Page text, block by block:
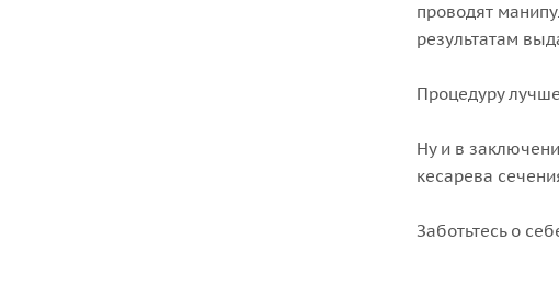
проводят
результатам
Процедуру
Ну и в
кесарева
Заботьтесь о